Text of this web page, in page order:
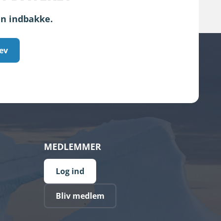
indbakke.
MEDLEMMER
Log ind
Bliv medlem